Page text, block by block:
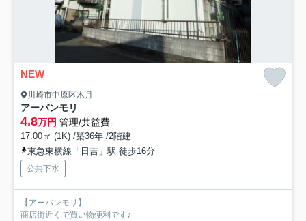
NEW
川崎市中原区木月
アーバンモリ
4.8万円 管理/共益費-
17.00㎡ (1K) /築36年 /2階建
東急東横線「日吉」駅 徒歩16分
公共下水
【アーバンモリ】
商店街近くで買い物便利です♪